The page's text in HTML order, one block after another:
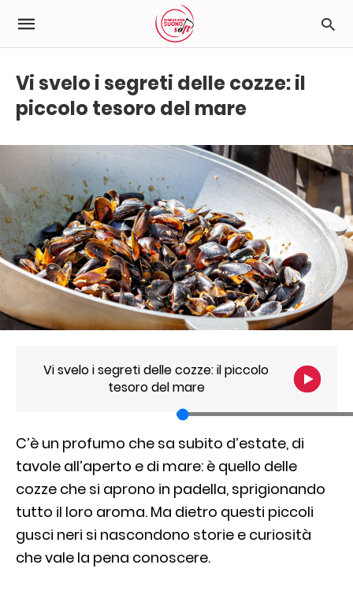
Vi svelo i segreti delle cozze: il
piccolo tesoro del mare
Vi svelo i segreti delle cozze: il piccolo
tesoro del mare
C’è un profumo che sa subito d’estate, di
tavole all’aperto e di mare: è quello delle
cozze che si aprono in padella, sprigionando
tutto il loro aroma. Ma dietro questi piccoli
gusci neri si nascondono storie e curiosità
che vale la pena conoscere.